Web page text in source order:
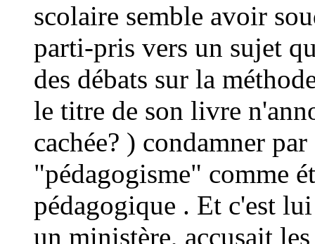
scolaire semble avoir
parti-pris vers un sujet
des débats sur la
le titre de son livre
cachée? ) condamner
"pédagogisme" comme
pédagogique . Et c'est
un ministère, accusait